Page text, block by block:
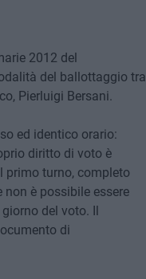
2012 del
del ballottaggio tra
Pierluigi Bersani.
ed identico orario:
diritto di voto è
primo turno, completo
è possibile essere
del voto. Il
di